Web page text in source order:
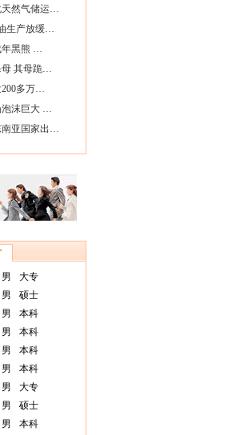
天然气储运…
生产放缓…
年黑熊 …
母 其母跪…
200多万…
泡沫巨大 …
南亚国家出…
男
大专
男
硕士
男
本科
男
本科
男
本科
男
本科
男
大专
男
硕士
男
本科